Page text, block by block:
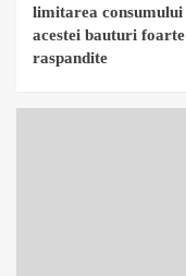
limitarea consumului
acestei bauturi foarte
raspandite